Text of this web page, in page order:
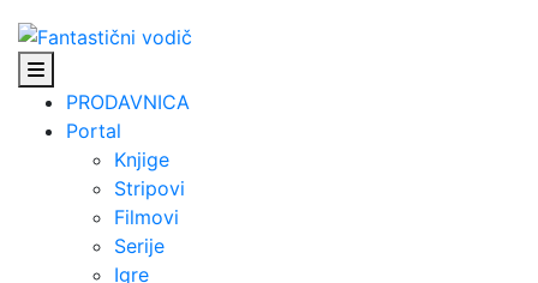
PRODAVNICA
Portal
Knjige
Stripovi
Filmovi
Serije
Igre